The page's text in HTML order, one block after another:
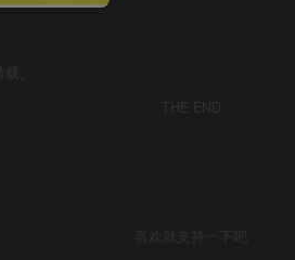
。
THE END
喜欢就支持一下吧